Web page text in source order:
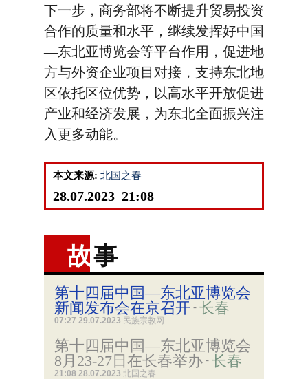
下一步，商务部将不断提升贸易投资
合作的质量和水平，继续发挥好中国
—东北亚博览会等平台作用，促进地
方与外资企业项目对接，支持东北地
区依托区位优势，以高水平开放促进
产业和经济发展，为东北全面振兴注
入更多动能。
本文来源: 北国之春
28.07.2023 21:08
故事
第十四届中国—东北亚博览会
新闻发布会在京召开 - 长春
07:27 29.07.2023 民族宗教网
第十四届中国—东北亚博览会
8月23-27日在长春举办 - 长春
21:08 28.07.2023 北国之春